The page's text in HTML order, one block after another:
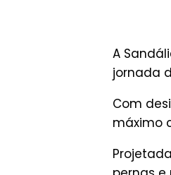
A
jornada
Com
máximo